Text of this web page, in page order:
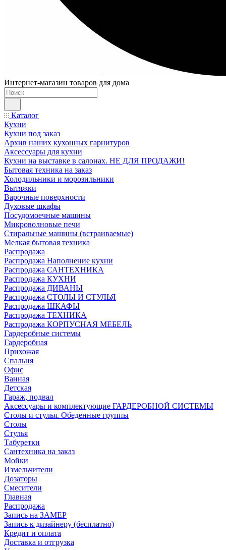
Интернет-магазин товаров для дома
Каталог
Кухни
Кухни под заказ
Архив наших кухонных гарнитуров
Аксессуары для кухни
Кухни на выставке в салонах. НЕ ДЛЯ ПРОДАЖИ!
Бытовая техника на заказ
Холодильники и морозильники
Вытяжки
Варочные поверхности
Духовые шкафы
Посудомоечные машины
Микроволновые печи
Стиральные машины (встраиваемые)
Мелкая бытовая техника
Распродажа
Распродажа Наполнение кухни
Распродажа САНТЕХНИКА
Распродажа КУХНИ
Распродажа ДИВАНЫ
Распродажа СТОЛЫ И СТУЛЬЯ
Распродажа ШКАФЫ
Распродажа ТЕХНИКА
Распродажа КОРПУСНАЯ МЕБЕЛЬ
Гардеробные системы
Гардеробная
Прихожая
Спальня
Офис
Ванная
Детская
Гараж, подвал
Аксессуары и комплектующие ГАРДЕРОБНОЙ СИСТЕМЫ
Столы и стулья. Обеденные группы
Столы
Стулья
Табуретки
Сантехника на заказ
Мойки
Измельчители
Дозаторы
Смесители
Главная
Распродажа
Запись на ЗАМЕР
Запись к дизайнеру (бесплатно)
Кредит и оплата
Доставка и отгрузка